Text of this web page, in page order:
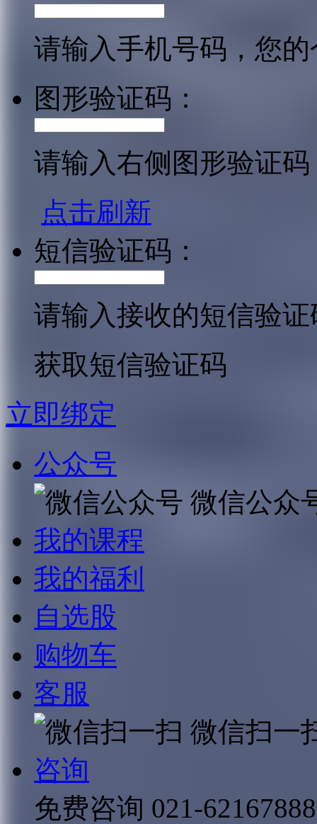
请输入手机号码，您
图形验证码：
请输入右侧图形验证码
点击刷新
短信验证码：
请输入接收的短信验证
获取短信验证码
立即绑定
公众号
微信公众
我的课程
我的福利
自选股
购物车
客服
微信扫一
咨询
免费咨询 021-62167888